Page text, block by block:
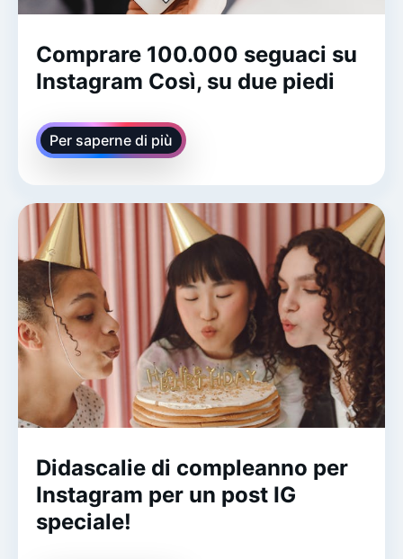
Comprare 100.000 seguaci su
Instagram Così, su due piedi
Per saperne di più
Didascalie di compleanno per
Instagram per un post IG
speciale!